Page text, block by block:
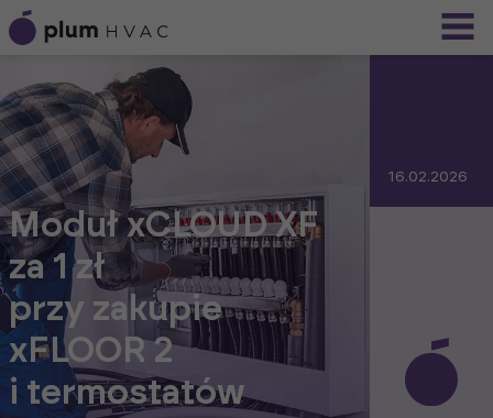
Moduł xCLOUD XF
za 1 zł
przy zakupie
xFLOOR 2
i termostatów
16.02.2026